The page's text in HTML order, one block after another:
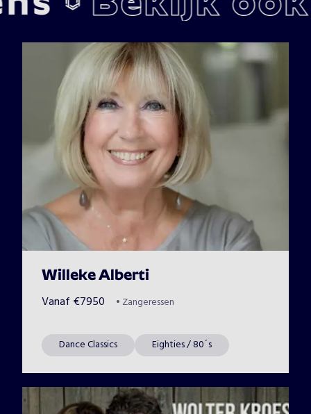
Willeke Alberti
Vanaf €7950 • Zangeressen
Dance Classics Eighties / 80´s